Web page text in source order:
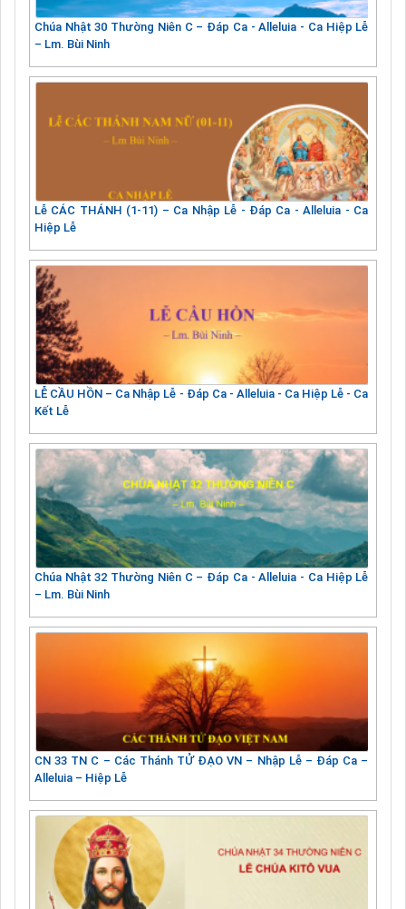
Chúa Nhật 30 Thường Niên C – Đáp Ca - Alleluia - Ca Hiệp Lễ
– Lm. Bùi Ninh
Lễ CÁC THÁNH (1-11) – Ca Nhập Lễ - Đáp Ca - Alleluia - Ca
Hiệp Lễ
LỄ CẦU HỒN – Ca Nhập Lễ - Đáp Ca - Alleluia - Ca Hiệp Lễ - Ca
Kết Lễ
Chúa Nhật 32 Thường Niên C – Đáp Ca - Alleluia - Ca Hiệp Lễ
– Lm. Bùi Ninh
CN 33 TN C – Các Thánh TỬ ĐẠO VN – Nhập Lễ – Đáp Ca –
Alleluia – Hiệp Lễ